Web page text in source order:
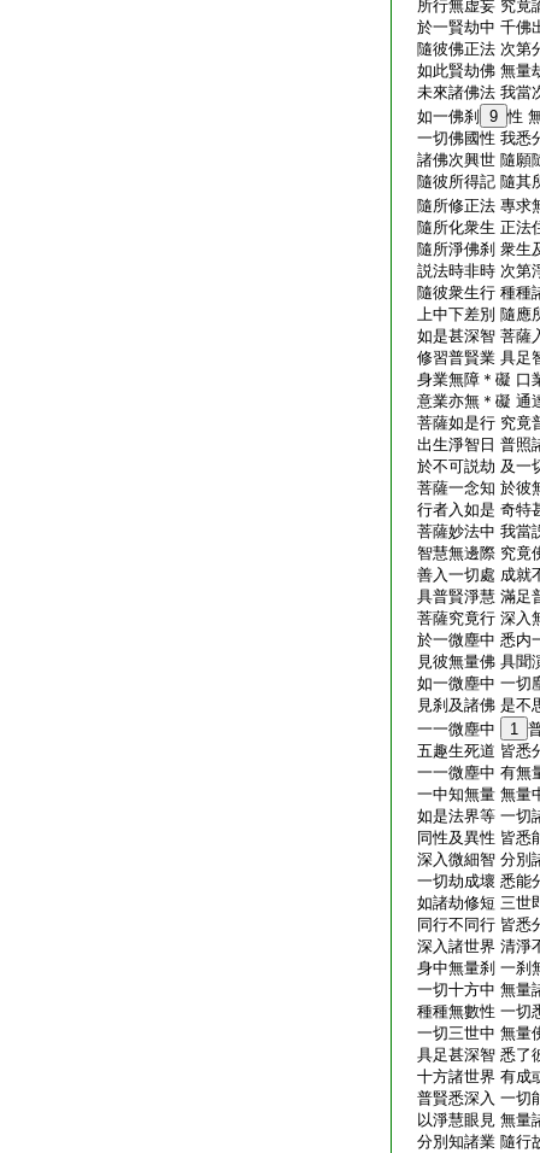
所行無虚妄 究竟
於一賢劫中 千佛
隨彼佛正法 次第
如此賢劫佛 無量
未來諸佛法 我當
如一佛刹
9 性
一切佛國性 我悉
諸佛次興世 隨願
隨彼所得記 隨其
隨所修正法 專求
隨所化衆生 正法
隨所淨佛刹 衆生
説法時非時 次第
隨彼衆生行 種種
上中下差別 隨應
如是甚深智 菩薩
修習普賢業 具足
身業無障＊礙 口
意業亦無＊礙 通
菩薩如是行 究竟
出生淨智日 普照
於不可説劫 及一
菩薩一念知 於彼
行者入如是 奇特
菩薩妙法中 我當
智慧無邊際 究竟
善入一切處 成就
具普賢淨慧 滿足
菩薩究竟行 深入
於一微塵中 悉内
見彼無量佛 具聞
如一微塵中 一切
見刹及諸佛 是不
一一微塵中
1
五趣生死道 皆悉
一一微塵中 有無
一中知無量 無量
如是法界等 一切
同性及異性 皆悉
深入微細智 分別
一切劫成壞 悉能
如諸劫修短 三世
同行不同行 皆悉
深入諸世界 清淨
身中無量刹 一刹
一切十方中 無量
種種無數性 一切
一切三世中 無量
具足甚深智 悉了
十方諸世界 有成
普賢悉深入 一切
以淨慧眼見 無量
分別知諸業 隨行